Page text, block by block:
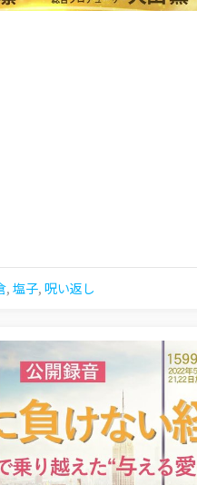
, 塩子, 呪い返し